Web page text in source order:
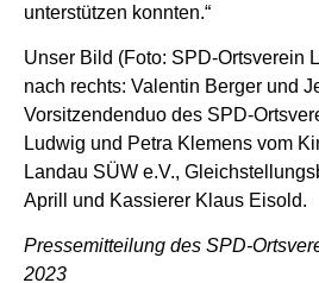
unterstützen konnten.“
Unser Bild (Foto: SPD-Ortsverein
nach rechts: Valentin Berger und
Vorsitzendenduo des SPD-
Ludwig und Petra Klemens vom
Landau SÜW e.V.,
Aprill und Kassierer Klaus Eisold.
Pressemitteilung des SPD-
2023